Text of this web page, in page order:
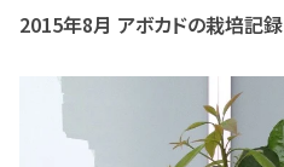
2015年8月 アボカドの栽培記録